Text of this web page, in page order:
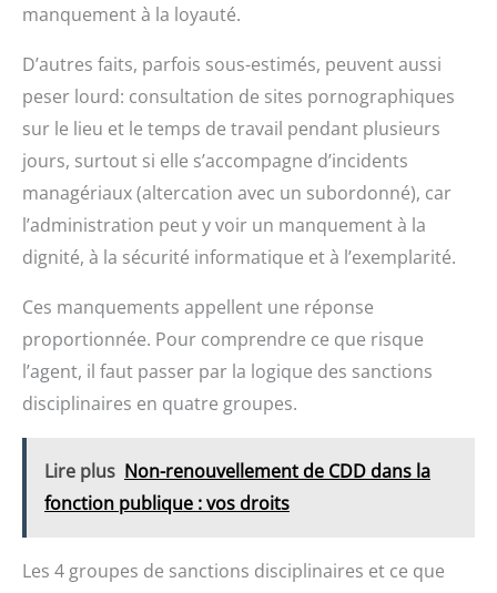
manquement à la loyauté.
D’autres faits, parfois sous-estimés, peuvent aussi
peser lourd: consultation de sites pornographiques
sur le lieu et le temps de travail pendant plusieurs
jours, surtout si elle s’accompagne d’incidents
managériaux (altercation avec un subordonné), car
l’administration peut y voir un manquement à la
dignité, à la sécurité informatique et à l’exemplarité.
Ces manquements appellent une réponse
proportionnée. Pour comprendre ce que risque
l’agent, il faut passer par la logique des sanctions
disciplinaires en quatre groupes.
Lire plus Non-renouvellement de CDD dans la
fonction publique : vos droits
Les 4 groupes de sanctions disciplinaires et ce que